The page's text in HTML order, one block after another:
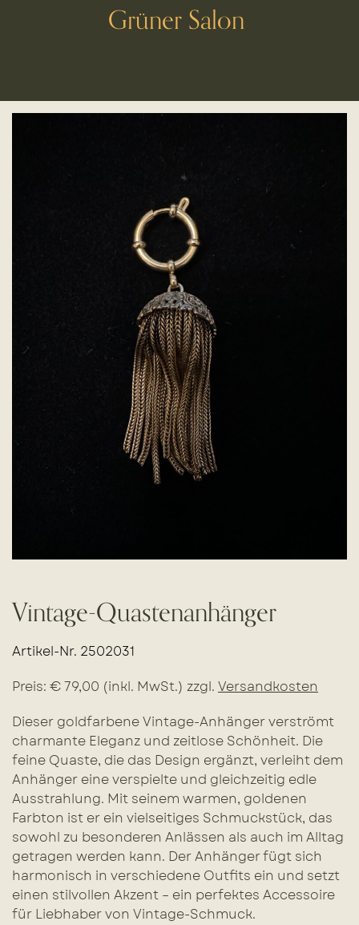
Grüner Salon
Vintage-Quastenanhänger
Artikel-Nr. 2502031
Preis: € 79,00 (inkl. MwSt.) zzgl. Versandkosten
Dieser goldfarbene Vintage-Anhänger verströmt
charmante Eleganz und zeitlose Schönheit. Die
feine Quaste, die das Design ergänzt, verleiht dem
Anhänger eine verspielte und gleichzeitig edle
Ausstrahlung. Mit seinem warmen, goldenen
Farbton ist er ein vielseitiges Schmuckstück, das
sowohl zu besonderen Anlässen als auch im Alltag
getragen werden kann. Der Anhänger fügt sich
harmonisch in verschiedene Outfits ein und setzt
einen stilvollen Akzent – ein perfektes Accessoire
für Liebhaber von Vintage-Schmuck.